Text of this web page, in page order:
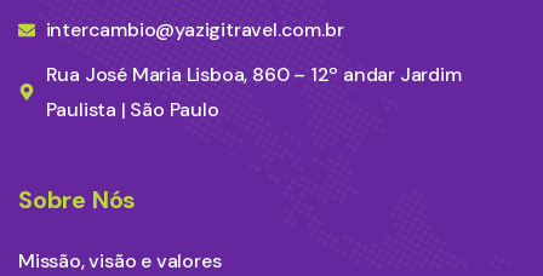
intercambio@yazigitravel.com.br
Rua José Maria Lisboa, 860 – 12º andar Jardim
Paulista | São Paulo
Sobre Nós
Missão, visão e valores